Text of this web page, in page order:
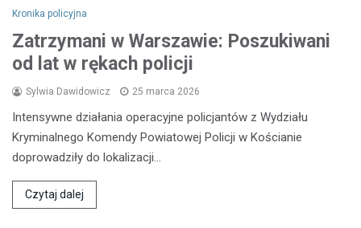
Kronika policyjna
Zatrzymani w Warszawie: Poszukiwani
od lat w rękach policji
Sylwia Dawidowicz 25 marca 2026
Intensywne działania operacyjne policjantów z Wydziału
Kryminalnego Komendy Powiatowej Policji w Kościanie
doprowadziły do lokalizacji…
Czytaj dalej